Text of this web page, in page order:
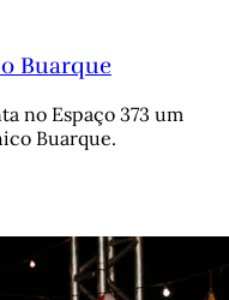
Buarque
no Espaço 373 um
Buarque.